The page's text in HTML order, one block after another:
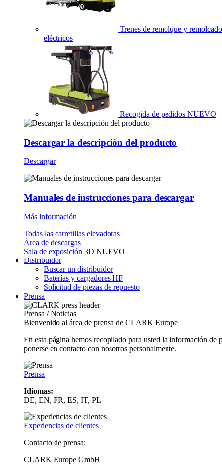
Trenes de remolque y
eléctricos
Recogida de pedidos NUEVO
Descargar la descripción del producto
Descargar
Manuales de instrucciones para descargar
Más información
Todas las carretillas elevadoras
Área de descargas
Sala de exposición 3D NUEVO
Distribuidor
Buscar un distribuidor
Baterías y cargadores HF
Solicitud de piezas de repuesto
Prensa
Prensa / Noticias
Bienvenido al área de prensa de CLARK Europe
En esta página hemos recopilado para usted la información
ponerse en contacto con nosotros personalmente.
Prensa
Idiomas:
DE, EN, FR, ES, IT, PL
Experiencias de clientes
Contacto de prensa:
CLARK Europe GmbH